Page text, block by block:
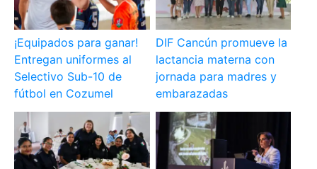
¡Equipados para ganar!
Entregan uniformes al
Selectivo Sub-10 de
fútbol en Cozumel
DIF Cancún promueve la
lactancia materna con
jornada para madres y
embarazadas